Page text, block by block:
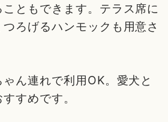
ともできます。テラス席に
ろげるハンモックも用意さ
ん連れで利用OK。愛犬と
すめです。